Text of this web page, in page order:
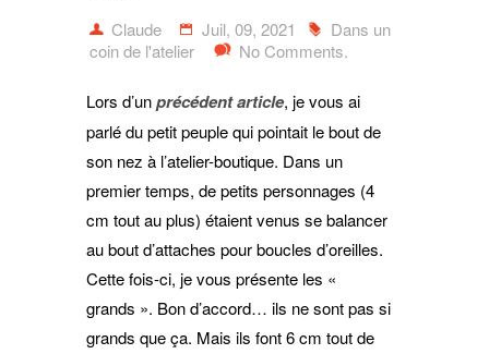
Claude Juil, 09, 2021
Dans un
coin de l'atelier
No Comments.
Lors d’unprécédent article, je vous ai
parlé du petit peuple qui pointait le bout de
son nez à l’atelier-boutique. Dans un
premier temps, de petits personnages (4
cm tout au plus) étaient venus se balancer
au bout d’attaches pour boucles d’oreilles.
Cette fois-ci, je vous présente les «
grands ». Bon d’accord… ils ne sont pas si
grands que ça. Mais ils font 6 cm tout de